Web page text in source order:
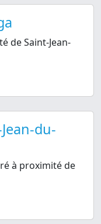
de Saint-Jean-
du-
à proximité de